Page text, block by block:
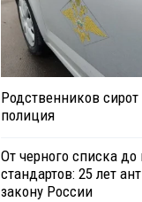
Родственников
полиция
От черного списка
стандартов: 25 лет
закону России